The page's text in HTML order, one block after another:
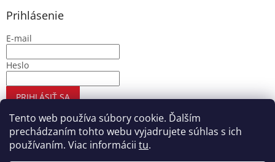
Tento web používa súbory cookie. Ďalším
prechádzaním tohto webu vyjadrujete súhlas s ich
používaním. Viac informácii tu.
Prihlásenie
E-mail
Heslo
PRIHLÁSIŤ SA
Nová registráciaZabudnuté heslo